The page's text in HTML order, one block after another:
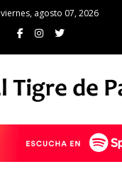
viernes, agosto 07, 2026